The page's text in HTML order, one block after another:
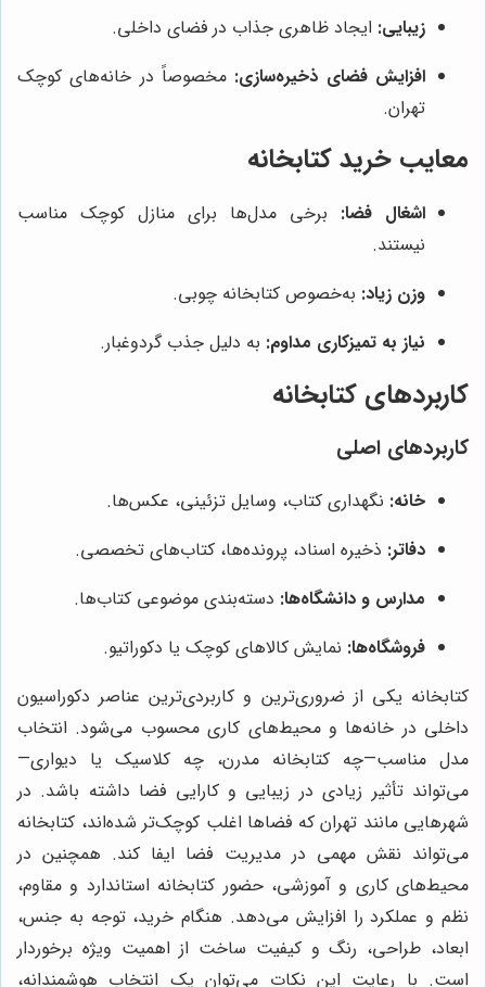
زیبایی: ایجاد ظاهری جذاب در فضای داخلی.
افزایش فضای ذخیره‌سازی: مخصوصاً در خانه‌های کوچک
تهران.
معایب خرید کتابخانه
اشغال فضا: برخی مدل‌ها برای منازل کوچک مناسب
نیستند.
وزن زیاد: به‌خصوص کتابخانه چوبی.
نیاز به تمیزکاری مداوم: به دلیل جذب گردوغبار.
کاربردهای کتابخانه
کاربردهای اصلی
خانه: نگهداری کتاب، وسایل تزئینی، عکس‌ها.
دفاتر: ذخیره اسناد، پرونده‌ها، کتاب‌های تخصصی.
مدارس و دانشگاه‌ها: دسته‌بندی موضوعی کتاب‌ها.
فروشگاه‌ها: نمایش کالاهای کوچک یا دکوراتیو.
کتابخانه یکی از ضروری‌ترین و کاربردی‌ترین عناصر دکوراسیون
داخلی در خانه‌ها و محیط‌های کاری محسوب می‌شود. انتخاب
مدل مناسب—چه کتابخانه مدرن، چه کلاسیک یا دیواری—
می‌تواند تأثیر زیادی در زیبایی و کارایی فضا داشته باشد. در
شهرهایی مانند تهران که فضاها اغلب کوچک‌تر شده‌اند، کتابخانه
می‌تواند نقش مهمی در مدیریت فضا ایفا کند. همچنین در
محیط‌های کاری و آموزشی، حضور کتابخانه استاندارد و مقاوم،
نظم و عملکرد را افزایش می‌دهد. هنگام خرید، توجه به جنس،
ابعاد، طراحی، رنگ و کیفیت ساخت از اهمیت ویژه برخوردار
است. با رعایت این نکات می‌توان یک انتخاب هوشمندانه،